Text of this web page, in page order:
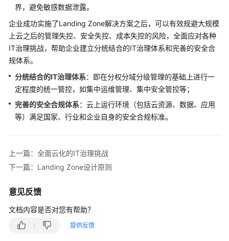
则
Landing
参
架
构
全
设
计
平
工
程
界，避免敏感数据泄露。
企业成功实施了Landing Zone解决方案之后，可以有效规避大规模
上云之后的管理失控、安全失控、成本失控的风险，全面应对各种
IT治理挑战，帮助企业建立分统结合的IT治理体系和完善的安全合
规体系。
分统结合的IT治理体系：即在分权分域分级管理的基础上进行一
定程度的统一管控，如集中运维管理、集中安全管控等；
完善的安全合规体系：云上运行环境（包括云资源、数据、应用
等）满足国家、行业和企业自身的安全合规标准。
上一篇：全面云化的IT治理挑战
下一篇：Landing Zone设计原则
意见反馈
文档内容是否对您有帮助？
提供反馈